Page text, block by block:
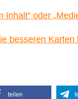
oder
besseren Karten
teilen